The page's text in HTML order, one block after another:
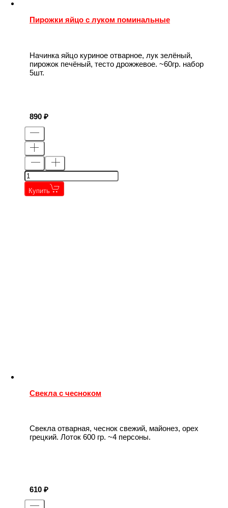
Пирожки яйцо с луком поминальные
Начинка яйцо куриное отварное, лук зелёный,
пирожок печёный, тесто дрожжевое. ~60гр. набор
5шт.
890
Купить
Свекла с чесноком
Свекла отварная, чеснок свежий, майонез, орех
грецкий. Лоток 600 гр. ~4 персоны.
610